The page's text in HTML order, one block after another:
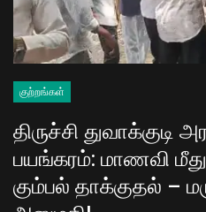
குற்றங்கள்
திருச்சி துவாக்குடி
பயங்கரம்: மாணவி
கும்பல் தாக்குதல் –